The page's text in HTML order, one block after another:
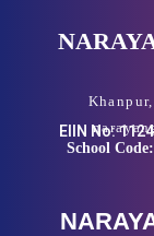
EIIN No:
School Code: